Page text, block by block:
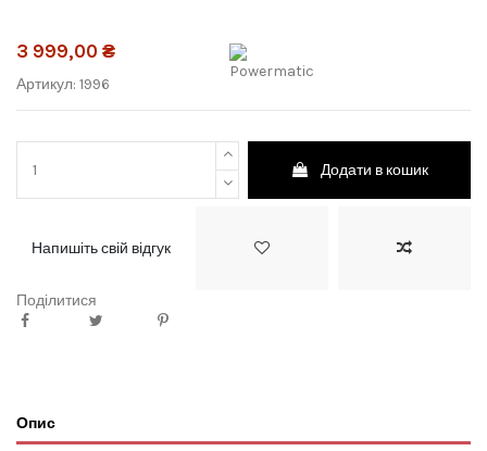
3 999,00 ₴
Артикул: 1996
Додати в кошик
Напишіть свій відгук
Поділитися
Опис